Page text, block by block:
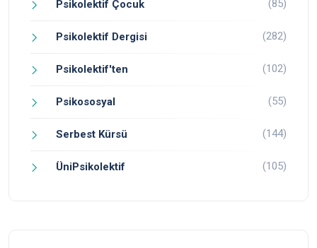
Psikolektif Çocuk (85)
Psikolektif Dergisi (282)
Psikolektif'ten (102)
Psikososyal (55)
Serbest Kürsü (144)
ÜniPsikolektif (105)